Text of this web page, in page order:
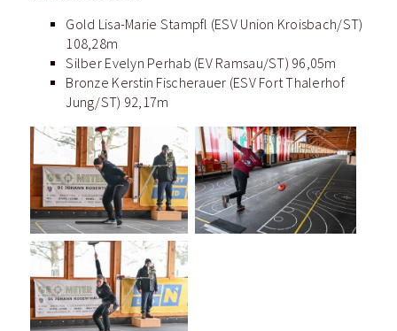
Gold Lisa-Marie Stampfl (ESV Union Kroisbach/ST)
108,28m
Silber Evelyn Perhab (EV Ramsau/ST) 96,05m
Bronze Kerstin Fischerauer (ESV Fort Thalerhof
Jung/ST) 92,17m